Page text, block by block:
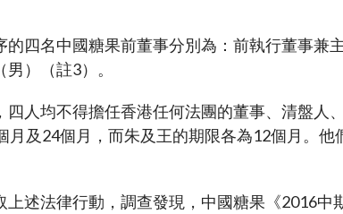
結
境計劃」下的合資格
源
分子資金籌集
源
負責任的擁有權原則
的四名中國糖果前董事分別為：前執行董事
）（註3）。
四人均不得擔任香港任何法團的董事、清盤人
月及24個月，而朱及王的期限各為12個月。
上述法律行動，調查發現，中國糖果《2016